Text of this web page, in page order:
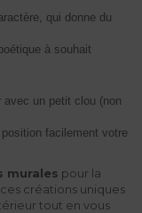
qui donne du
à souhait
un petit clou (non
facilement votre
murales pour la
créations uniques
tout en vous